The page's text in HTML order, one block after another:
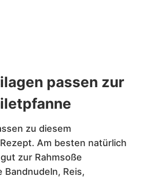
passen zur
zu diesem
Am besten natürlich
zur Rahmsoße
Bandnudeln, Reis,